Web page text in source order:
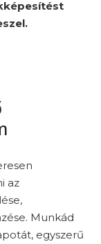
az
Munkád
egyszerű